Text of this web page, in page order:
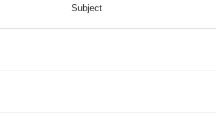
Subject